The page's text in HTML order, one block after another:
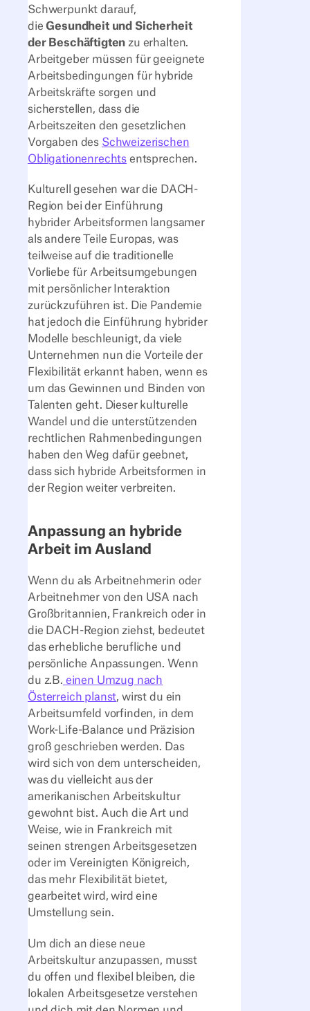
Schwerpunkt darauf,
dieGesundheit und Sicherheit
der Beschäftigten zu erhalten.
Arbeitgeber müssen für geeignete
Arbeitsbedingungen für hybride
Arbeitskräfte sorgen und
sicherstellen, dass die
Arbeitszeiten den gesetzlichen
Vorgaben des Schweizerischen
Obligationenrechts entsprechen.
Kulturell gesehen war die DACH-
Region bei der Einführung
hybrider Arbeitsformen langsamer
als andere Teile Europas, was
teilweise auf die traditionelle
Vorliebe für Arbeitsumgebungen
mit persönlicher Interaktion
zurückzuführen ist. Die Pandemie
hat jedoch die Einführung hybrider
Modelle beschleunigt, da viele
Unternehmen nun die Vorteile der
Flexibilität erkannt haben, wenn es
um das Gewinnen und Binden von
Talenten geht. Dieser kulturelle
Wandel und die unterstützenden
rechtlichen Rahmenbedingungen
haben den Weg dafür geebnet,
dass sich hybride Arbeitsformen in
der Region weiter verbreiten.
Anpassung an hybride
Arbeit im Ausland
Wenn du als Arbeitnehmerin oder
Arbeitnehmer von den USA nach
Großbritannien, Frankreich oder in
die DACH-Region ziehst, bedeutet
das erhebliche berufliche und
persönliche Anpassungen. Wenn
du z.B. einen Umzug nach
Österreich planst, wirst du ein
Arbeitsumfeld vorfinden, in dem
Work-Life-Balance und Präzision
groß geschrieben werden. Das
wird sich von dem unterscheiden,
was du vielleicht aus der
amerikanischen Arbeitskultur
gewohnt bist. Auch die Art und
Weise, wie in Frankreich mit
seinen strengen Arbeitsgesetzen
oder im Vereinigten Königreich,
das mehr Flexibilität bietet,
gearbeitet wird, wird eine
Umstellung sein.
Um dich an diese neue
Arbeitskultur anzupassen, musst
du offen und flexibel bleiben, die
lokalen Arbeitsgesetze verstehen